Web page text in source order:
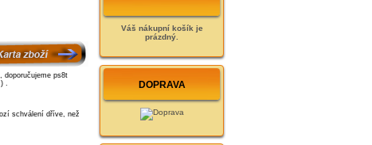
.
Váš nákupní košík je
prázdný.
DOPRAVA